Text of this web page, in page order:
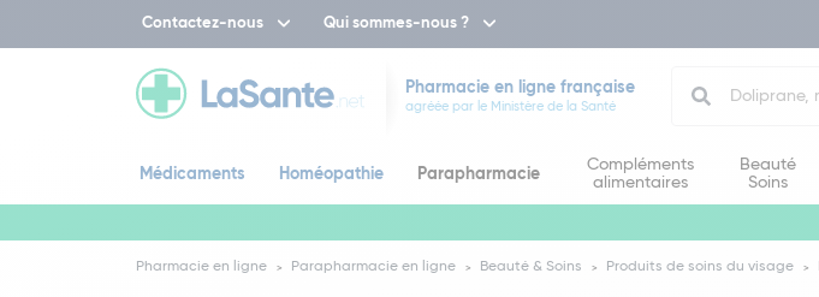
Contactez-nous Qui sommes-nous ?
Pharmacie en ligne française
agréée par le Ministère de la Santé
Médicaments Homéopathie Parapharmacie
Compléments
alimentaires
Beauté
Soins
Pharmacie en ligne Parapharmacie en ligne Beauté & Soins Produits de soins du visage